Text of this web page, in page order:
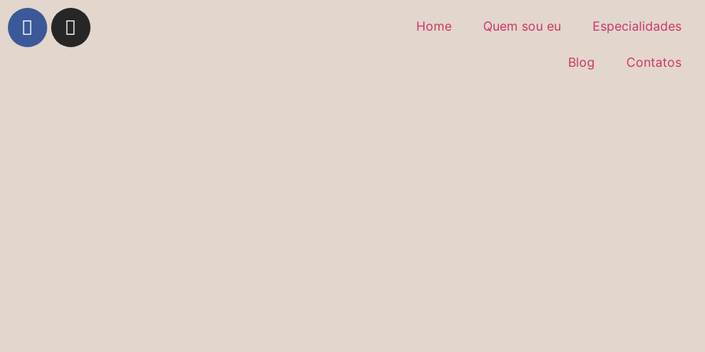
Home Quem sou eu Especialidades
Blog Contatos